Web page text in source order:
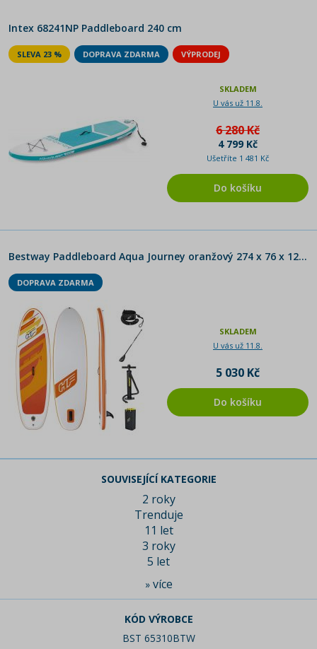
Intex 68241NP Paddleboard 240 cm
SLEVA 23 % DOPRAVA ZDARMA VÝPRODEJ
SKLADEM
U vás už 11.8.
6 280 Kč
4 799 Kč
Ušetříte 1 481 Kč
Do košíku
Bestway Paddleboard Aqua Journey oranžový 274 x 76 x 12 cm
DOPRAVA ZDARMA
SKLADEM
U vás už 11.8.
5 030 Kč
Do košíku
SOUVISEJÍCÍ KATEGORIE
2 roky
Trenduje
11 let
3 roky
5 let
» více
KÓD VÝROBCE
BST 65310BTW